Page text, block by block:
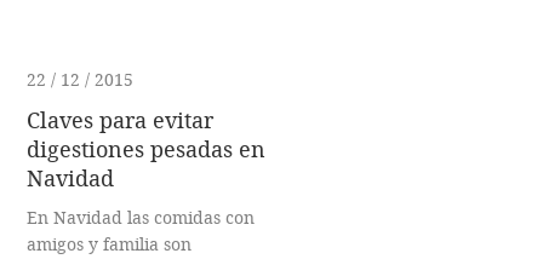
22 / 12 / 2015
Claves para evitar
digestiones pesadas en
Navidad
En Navidad las comidas con
amigos y familia son